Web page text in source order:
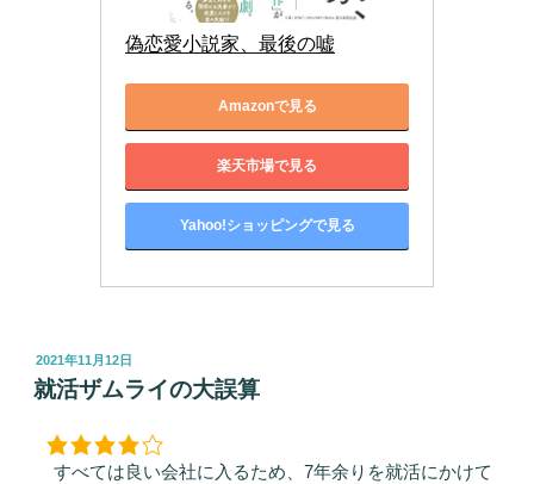
偽恋愛小説家、最後の嘘
Amazonで見る
楽天市場で見る
Yahoo!ショッピングで見る
投
稿
日:
2021年11月12日
就活ザムライの大誤算
すべては良い会社に入るため、7年余りを就活にかけて